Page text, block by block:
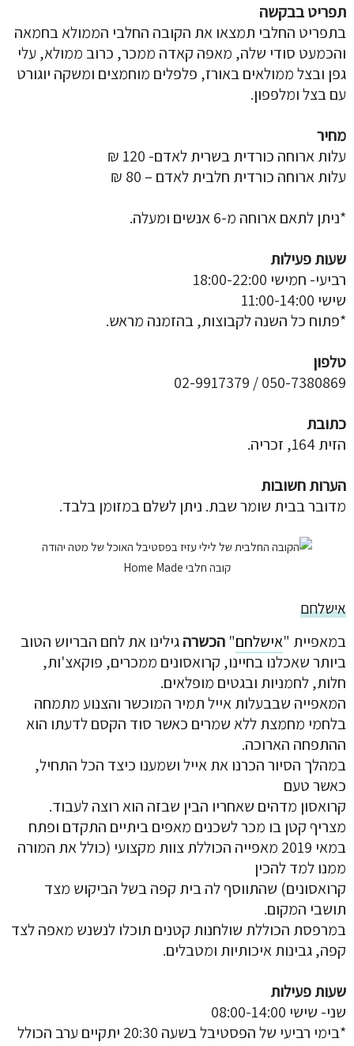
תפריט בבקשה
בתפריט החלבי תמצאו את הקובה החלבי הממולא בחמאה
והכמעט סודי שלה, מאפה קאדה ממכר, כרוב ממולא, עלי
גפן ובצל ממולאים באורז, פלפלים מוחמצים ומשקה יוגורט
עם בצל ומלפפון.
מחיר
עלות ארוחה כורדית בשרית לאדם- 120 ₪
עלות ארוחה כורדית חלבית לאדם – 80 ₪
*ניתן לתאם ארוחה מ-6 אנשים ומעלה.
שעות פעילות
רביעי- חמישי 18:00-22:00
שישי 11:00-14:00
*פתוח כל השנה לקבוצות, בהזמנה מראש.
טלפון
050-7380869 / 02-9917379
כתובת
הזית 164, זכריה.
הערות חשובות
מדובר בבית שומר שבת. ניתן לשלם במזומן בלבד.
קובה חלבי Home Made
אישלחם
במאפיית "אישלחם" הכשרהגילינו את לחם הבריוש הטוב
ביותר שאכלנו בחיינו, קרואסונים ממכרים, פוקאצ'ות,
חלות, לחמניות ובגטים מופלאים.
המאפייה שבבעלות אייל תמיר המוכשר והצנוע מתמחה
בלחמי מחמצת ללא שמרים כאשר סוד הקסם לדעתו הוא
ההתפחה הארוכה.
במהלך הסיור הכרנו את אייל ושמענו כיצד הכל התחיל,
כאשר טעם
קרואסון מדהים שאחריו הבין שבזה הוא רוצה לעבוד.
מצריף קטן בו מכר לשכנים מאפים ביתיים התקדם ופתח
במאי 2019 מאפייה הכוללת צוות מקצועי (כולל את המורה
ממנו למד להכין
קרואסונים) שהתווסף לה בית קפה בשל הביקוש מצד
תושבי המקום.
במרפסת הכוללת שולחנות קטנים תוכלו לנשנש מאפה לצד
קפה, גבינות איכותיות ומטבלים.
שעות פעילות
שני- שישי 08:00-14:00
*בימי רביעי של הפסטיבל בשעה 20:30 יתקיים ערב הכולל